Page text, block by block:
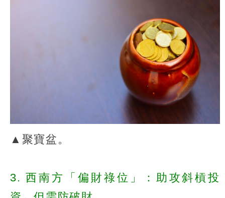
▲聚寶盆。
3. 西南方「偏財祿位」：助攻斜槓投